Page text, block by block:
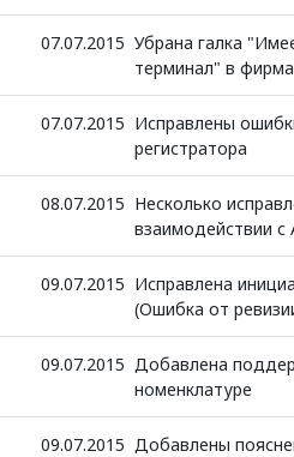
07.07.2015 Убрана галка
терминал" в
07.07.2015 Исправлены
регистратора
08.07.2015 Несколько
взаимодействии с
09.07.2015 Исправлена
(Ошибка от
09.07.2015 Добавлена
номенклатуре
09.07.2015 Добавлены